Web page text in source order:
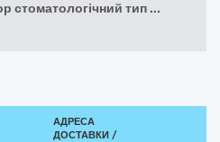
стоматологічний тип ...
АДРЕСА
ДОСТАВКИ /